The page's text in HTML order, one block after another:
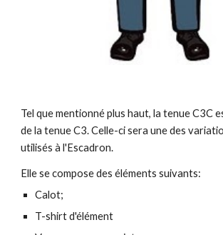
Tel que mentionné plus haut, la tenue C3C
de la tenue C3. Celle-ci sera une des
utilisés à l'Escadron.
Elle se compose des éléments suivants:
Calot;
T-shirt d'élément